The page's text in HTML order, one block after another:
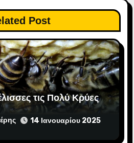
Post
τις Πολύ Κρύες
14 Ιανουαρίου 2025